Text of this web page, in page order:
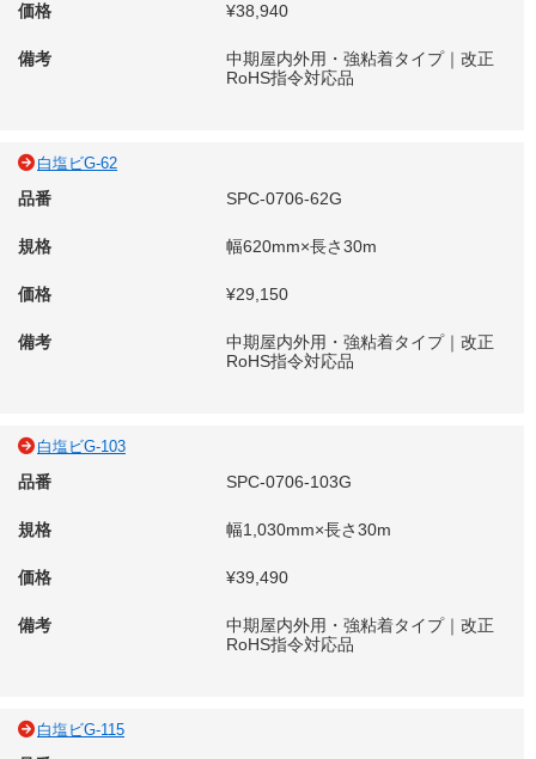
価格 ¥38,940
備考
中期屋内外用・強粘着タイプ｜改正
RoHS指令対応品
白塩ビG-62
品番 SPC-0706-62G
規格 幅620mm×長さ30m
価格 ¥29,150
備考
中期屋内外用・強粘着タイプ｜改正
RoHS指令対応品
白塩ビG-103
品番 SPC-0706-103G
規格 幅1,030mm×長さ30m
価格 ¥39,490
備考
中期屋内外用・強粘着タイプ｜改正
RoHS指令対応品
白塩ビG-115